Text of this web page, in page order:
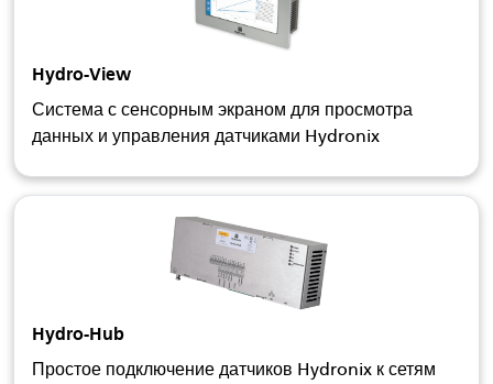
Hydro-View
Система с сенсорным экраном для просмотра
данных и управления датчиками Hydronix
Hydro-Hub
Простое подключение датчиков Hydronix к сетям